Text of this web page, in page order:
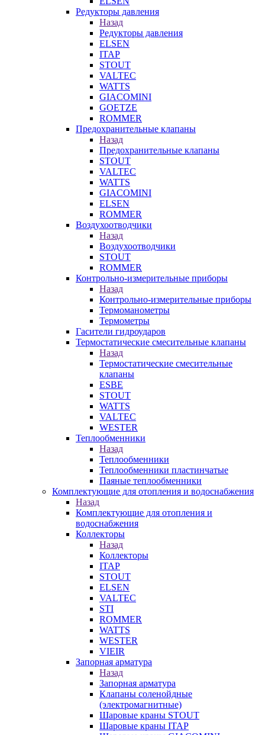
Редукторы давления
Назад
Редукторы давления
ELSEN
ITAP
STOUT
VALTEC
WATTS
GIACOMINI
GOETZE
ROMMER
Предохранительные клапаны
Назад
Предохранительные клапаны
STOUT
VALTEC
WATTS
GIACOMINI
ELSEN
ROMMER
Воздухоотводчики
Назад
Воздухоотводчики
STOUT
ROMMER
Контрольно-измерительные приборы
Назад
Контрольно-измерительные приборы
Термоманометры
Термометры
Гасители гидроударов
Термостатические смесительные клапаны
Назад
Термостатические смесительные
клапаны
ESBE
STOUT
WATTS
VALTEC
WESTER
Теплообменники
Назад
Теплообменники
Теплообменники пластинчатые
Паяные теплообменники
Комплектующие для отопления и водоснабжения
Назад
Комплектующие для отопления и
водоснабжения
Коллекторы
Назад
Коллекторы
ITAP
STOUT
ELSEN
VALTEC
STI
ROMMER
WATTS
WESTER
VIEIR
Запорная арматура
Назад
Запорная арматура
Клапаны соленойдные
(электромагнитные)
Шаровые краны STOUT
Шаровые краны ITAP